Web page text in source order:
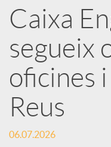
a
r
x
e
Caixa
segueix
oficines
Reus
06.07.2026